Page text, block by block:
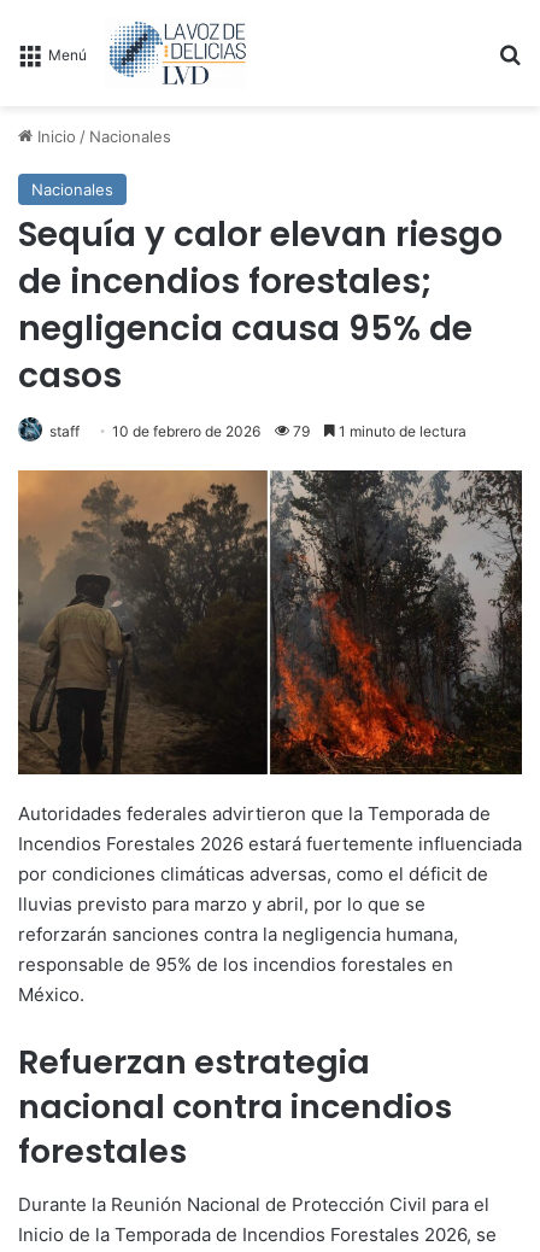
Menú
Inicio / Nacionales
Nacionales
Sequía y calor elevan riesgo
de incendios forestales;
negligencia causa 95% de
casos
staff 10 de febrero de 2026 79 1 minuto de lectura
Autoridades federales advirtieron que la Temporada de
Incendios Forestales 2026 estará fuertemente influenciada
por condiciones climáticas adversas, como el déficit de
lluvias previsto para marzo y abril, por lo que se
reforzarán sanciones contra la negligencia humana,
responsable de 95% de los incendios forestales en
México.
Refuerzan estrategia
nacional contra incendios
forestales
Durante la Reunión Nacional de Protección Civil para el
Inicio de la Temporada de Incendios Forestales 2026, se